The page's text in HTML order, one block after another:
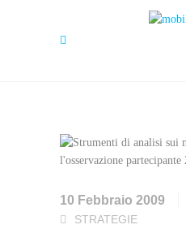
10 Febbraio 2009
STRATEGIE